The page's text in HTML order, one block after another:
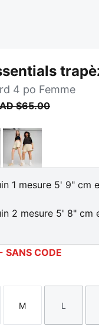
4 po Femme
$65.00
NavyAlpine Snow
1 mesure 5' 9" cm
2 mesure 5' 8" cm
SANS CODE
Taille
M
Taille
L